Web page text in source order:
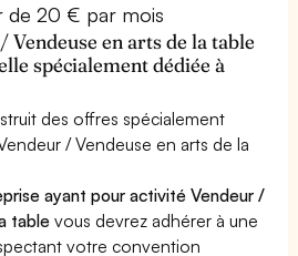
de 20 € par mois
Vendeuse en arts de la table
spécialement dédiée à
des offres spécialement
/ Vendeuse en arts de la
ayant pour activité Vendeur /
table vous devrez adhérer à une
votre convention